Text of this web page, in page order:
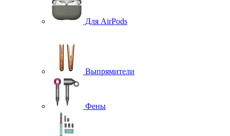
Для AirPods
Выпрямители
Фены